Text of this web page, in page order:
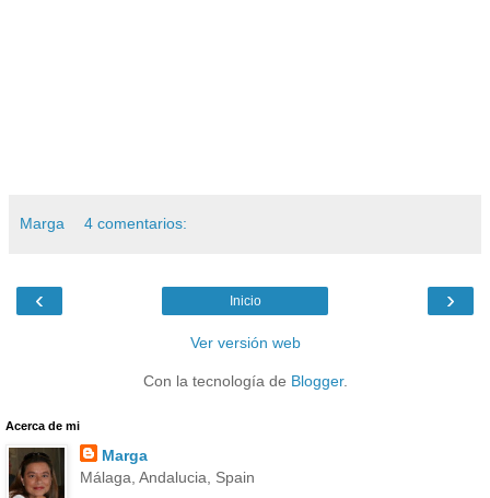
Marga 4 comentarios:
‹ ›
Inicio
Ver versión web
Con la tecnología de Blogger.
Acerca de mi
Marga
Málaga, Andalucia, Spain